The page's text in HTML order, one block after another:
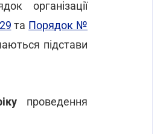
організації
та Порядок №
підстави
проведення